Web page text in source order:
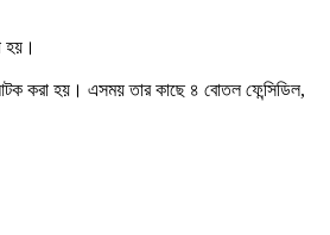
হয়।
করা হয়। এসময় তার কাছে ৪ বোতল ফেন্সিডিল,